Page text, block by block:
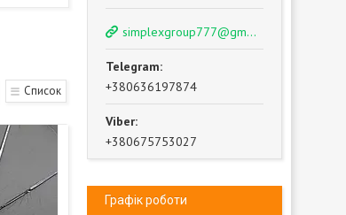
Список
simplexgroup777@gmail.com
+380636197874
+380675753027
Графік роботи